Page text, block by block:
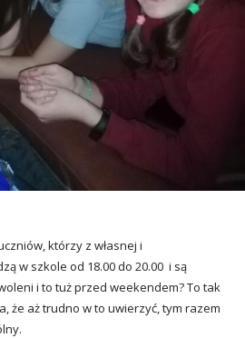
którzy z własnej i
w szkole od 18.00 do 20.00 i są
i to tuż przed weekendem? To tak
że aż trudno w to uwierzyć, tym razem